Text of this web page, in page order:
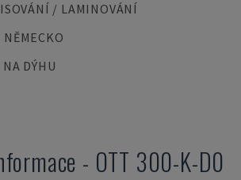
/ LAMINOVÁNÍ
NĚMECKO
NA DÝHU
- OTT 300-K-D0